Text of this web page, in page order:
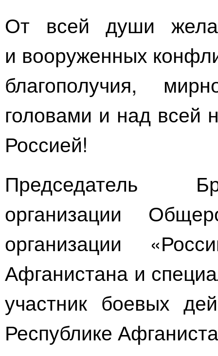
От всей души
и вооруженных
благополучия,
головами и над всей
Россией!
Председатель
организации
организации
Афганистана и
участник боевых
Республике